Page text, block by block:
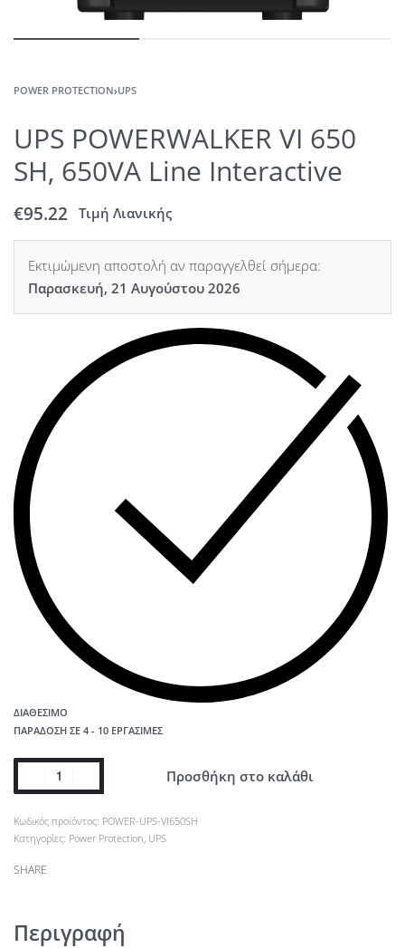
POWER PROTECTION›UPS
UPS POWERWALKER VI 650
SH, 650VA Line Interactive
€95.22 Τιμή Λιανικής
Εκτιμώμενη αποστολή αν παραγγελθεί σήμερα:
Παρασκευή, 21 Αυγούστου 2026
ΔΙΑΘΈΣΙΜΟ
ΠΑΡΆΔΟΣΗ ΣΕ 4 - 10 ΕΡΓΆΣΙΜΕΣ
Προσθήκη στο καλάθι
POWER-UPS-VI650SH
Κατηγορίες: Power Protection UPS
SHARE
Περιγραφή